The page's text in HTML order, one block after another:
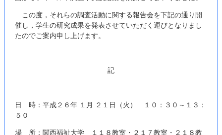
この度，それらの調査活動に関する報告会を下記の通り開
催し，学生の研究成果を発表させていただく運びとなりまし
たのでご案内申し上げます。
記
日 時：平成２６年 １月 ２１日（火） １０：３０～１３：
５０
場 所：関西福祉大学 １１８教室・２１７教室・２１８教